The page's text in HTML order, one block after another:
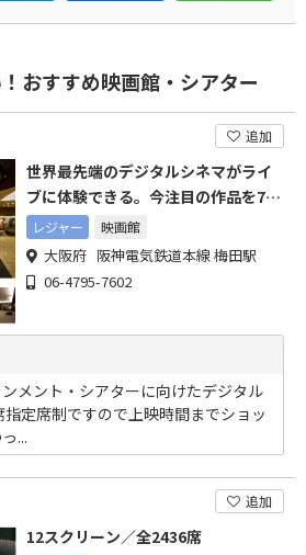
おすすめ映画館・シアター
追加
世界最先端のデジタルシネマがライ
ブに体験できる。今注目の作品を7つ
のスクリーンで上映。
レジャー 映画館
大阪府 阪神電気鉄道本線 梅田駅
06-4795-7602
メント・シアターに向けたデジタル
定席制ですので上映時間までショッ
...
追加
12スクリーン／全2436席